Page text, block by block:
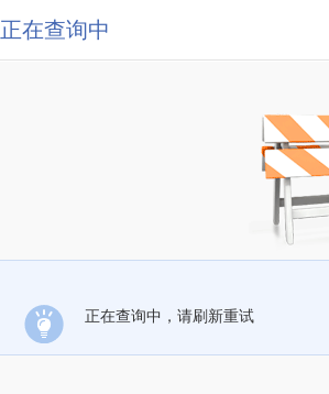
正在查询中
正在查询中，请刷新重试